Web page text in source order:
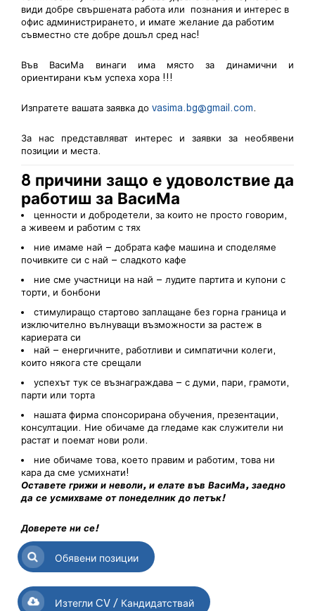
види добре свършената работа или познания и интерес в
офис администрирането, и имате желание да работим
съвместно сте добре дошъл сред нас!
Във ВасиМа винаги има място за динамични и
ориентирани към успеха хора !!!
Изпратете вашата заявка до vasima.bg@gmail.com.
За нас представляват интерес и заявки за необявени
позиции и места.
8 причини защо е удоволствие да
работиш за ВасиМа
ценности и добродетели, за които не просто говорим,
а живеем и работим с тях
ние имаме най – добрата кафе машина и споделяме
почивките си с най – сладкото кафе
ние сме участници на най – лудите партита и купони с
торти, и бонбони
стимулиращо стартово заплащане без горна граница и
изключително вълнуващи възможности за растеж в
кариерата си
най – енергичните, работливи и симпатични колеги,
които някога сте срещали
успехът тук се възнаграждава – с думи, пари, грамоти,
парти или торта
нашата фирма спонсорирана обучения, презентации,
консултации. Ние обичаме да гледаме как служители ни
растат и поемат нови роли.
ние обичаме това, което правим и работим, това ни
кара да сме усмихнати!
Оставете грижи и неволи, и елате във ВасиМа, заедно
да се усмихваме от понеделник до петък!
Доверете ни се!
Обявени позиции
Изтегли CV / Кандидатствай